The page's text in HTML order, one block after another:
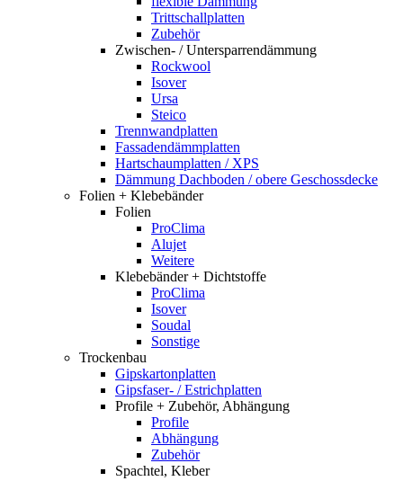
Trittschallplatten
Zubehör
Zwischen- / Untersparrendämmung
Rockwool
Isover
Ursa
Steico
Trennwandplatten
Fassadendämmplatten
Hartschaumplatten / XPS
Dämmung Dachboden / obere Geschossdecke
Folien + Klebebänder
Folien
ProClima
Alujet
Weitere
Klebebänder + Dichtstoffe
ProClima
Isover
Soudal
Sonstige
Trockenbau
Gipskartonplatten
Gipsfaser- / Estrichplatten
Profile + Zubehör, Abhängung
Profile
Abhängung
Zubehör
Spachtel, Kleber